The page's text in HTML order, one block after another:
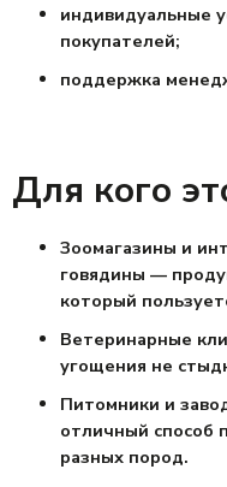
индивидуальные
покупателей;
поддержка
Для кого
Зоомагазины и
говядины —
который
Ветеринарные
угощения не
Питомники и
отличный способ
разных пород.